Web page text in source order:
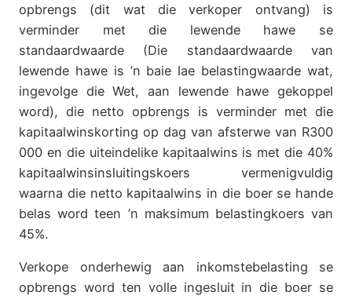
opbrengs (dit wat die verkoper ontvang) is
verminder met die lewende hawe se
standaardwaarde (Die standaardwaarde van
lewende hawe is ’n baie lae belastingwaarde wat,
ingevolge die Wet, aan lewende hawe gekoppel
word), die netto opbrengs is verminder met die
kapitaalwinskorting op dag van afsterwe van R300
000 en die uiteindelike kapitaalwins is met die 40%
kapitaalwinsinsluitingskoers vermenigvuldig
waarna die netto kapitaalwins in die boer se hande
belas word teen ’n maksimum belastingkoers van
45%.
Verkope onderhewig aan inkomstebelasting se
opbrengs word ten volle ingesluit in die boer se